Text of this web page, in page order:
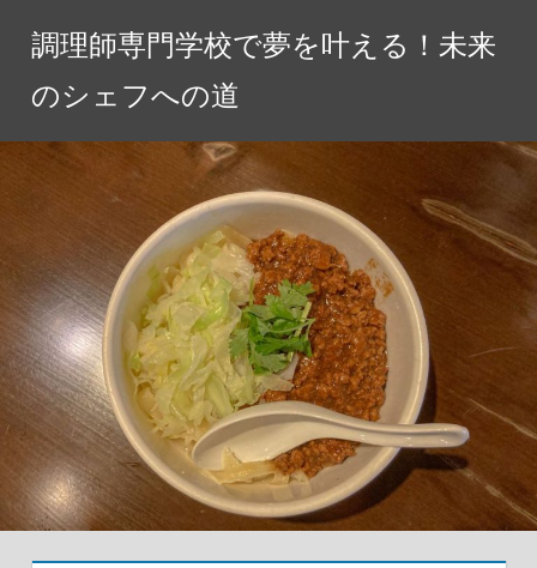
キ
調理師専門学校で夢を叶える！未来
のシェフへの道